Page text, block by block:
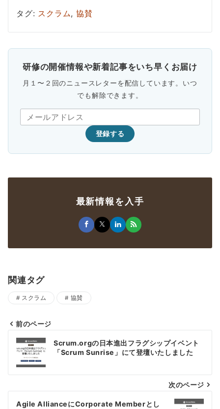
タグ: スクラム,協賛
研修の開催情報や新着記事をいち早くお届け
月１〜２回のニュースレターを配信しています。いつ
でも解除できます。
登録する
最新情報を入手
関連タグ
スクラム 協賛
前のページ
Scrum.orgの日本進出フラグシップイベント
「Scrum Sunrise」にて登壇いたしました
次のページ
Agile AllianceにCorporate Memberとし